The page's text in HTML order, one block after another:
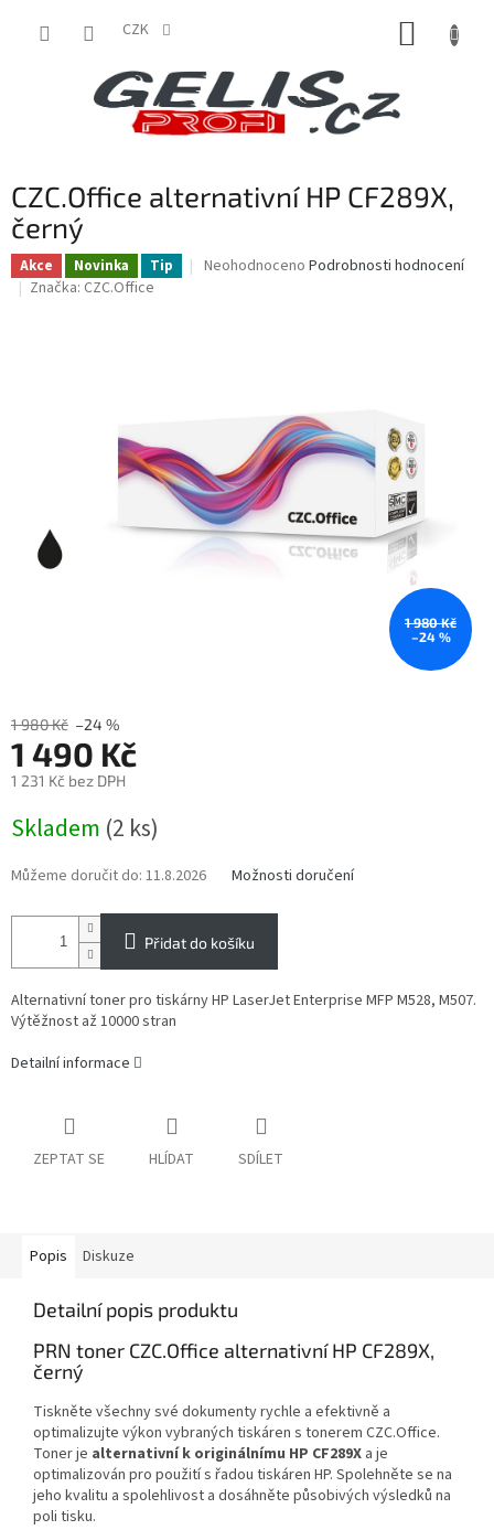
CZK
CZC.Office alternativní HP CF289X,
černý
Akce Novinka Tip
Průměrné
Neohodnoceno Podrobnosti hodnocení
Značka: CZC.Office
1 980 Kč
–24 %
1 980 Kč –24 %
1 490 Kč
1 231 Kč bez DPH
cena:
Skladem (2 ks)
Můžeme doručit do: 11.8.2026 Možnosti doručení
Přidat do košíku
Alternativní toner pro tiskárny HP LaserJet Enterprise MFP M528, M507.
Výtěžnost až 10000 stran
Detailní informace
ZEPTAT SE HLÍDAT SDÍLET
Popis Diskuze
Detailní popis produktu
PRN toner CZC.Office alternativní HP CF289X,
černý
Tiskněte všechny své dokumenty rychle a efektivně a
optimalizujte výkon vybraných tiskáren s tonerem CZC.Office.
Toner je alternativní k originálnímu HP CF289X a je
optimalizován pro použití s řadou tiskáren HP. Spolehněte se na
jeho kvalitu a spolehlivost a dosáhněte působivých výsledků na
poli tisku.